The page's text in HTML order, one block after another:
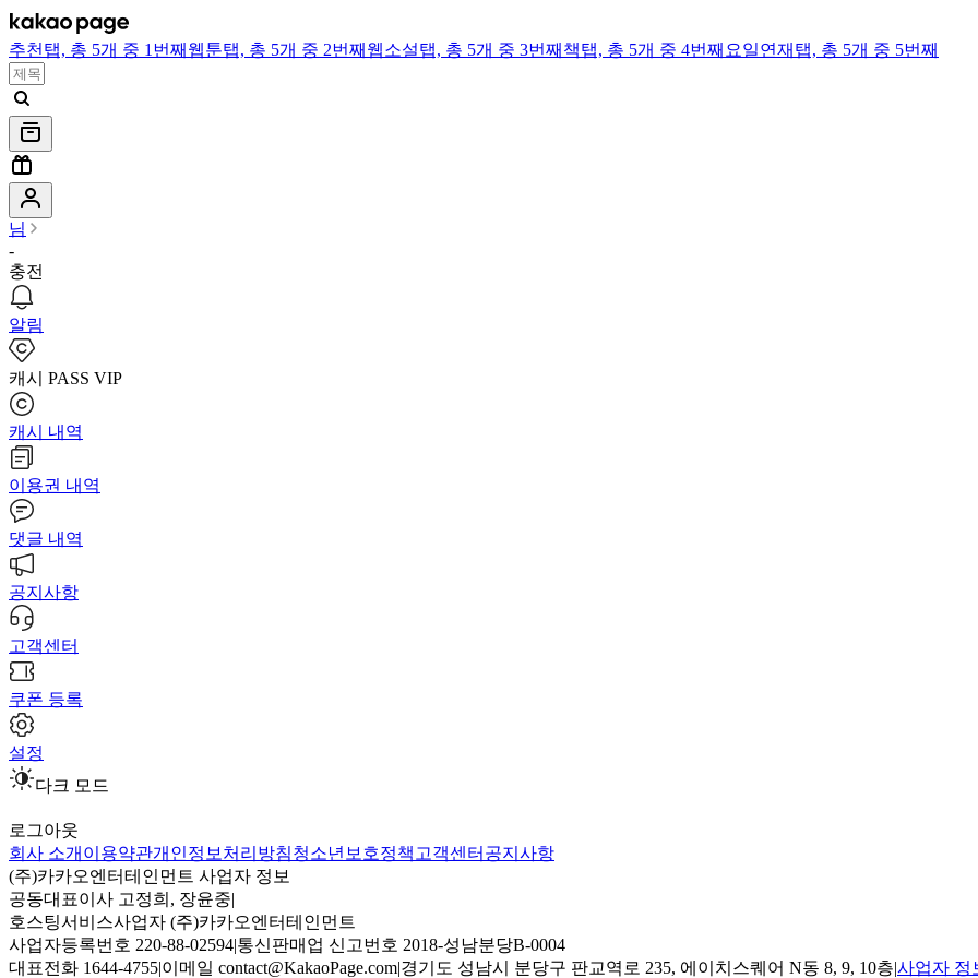
추천 탭, 총 5개 중 1번째 웹툰탭, 총 5개 중 2번째 웹소설탭, 총 5개 중 3번째 책탭, 총 5개 중 4번째 요일연재 탭, 총 5개 중 5번째
님
-
충전
알림
캐시 PASS VIP
캐시 내역
이용권 내역
댓글 내역
공지사항
고객센터
쿠폰 등록
설정
다크 모드
로그아웃
회사 소개 이용약관개인정보처리방침청소년보호정책 고객센터 공지사항
(주)카카오엔터테인먼트 사업자 정보
공동대표이사 고정희, 장윤중|
호스팅서비스사업자 (주)카카오엔터테인먼트
사업자등록번호 220-88-02594|통신판매업 신고번호 2018-성남분당B-0004
대표전화 1644-4755|이메일 contact@KakaoPage.com|경기도 성남시 분당구 판교역로 235, 에이치스퀘어 N동 8, 9, 10층|사업자 정